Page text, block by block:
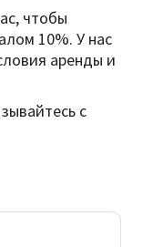
чтобы
10%. У нас
аренды и
с